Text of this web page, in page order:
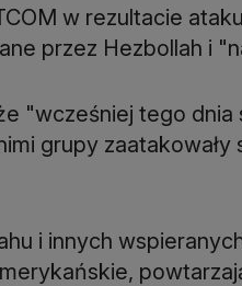
w rezultacie
przez Hezbollah i
"wcześniej tego
grupy
i innych